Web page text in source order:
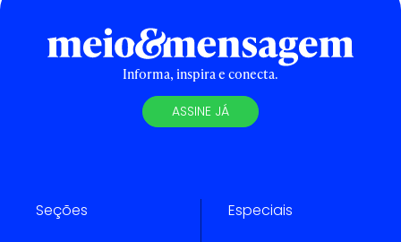
Informa, inspira e conecta.
ASSINE JÁ
Seções Especiais